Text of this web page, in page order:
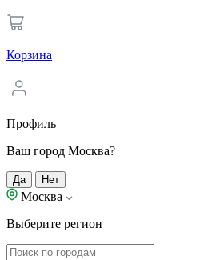
Корзина
Профиль
Ваш город Москва?
Да Нет
Москва
Выберите регион